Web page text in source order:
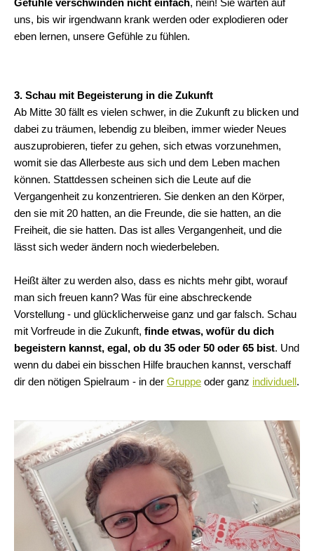
Gefühle verschwinden nicht einfach, nein! Sie warten auf
uns, bis wir irgendwann krank werden oder explodieren oder
eben lernen, unsere Gefühle zu fühlen.
3. Schau mit Begeisterung in die Zukunft
Ab Mitte 30 fällt es vielen schwer, in die Zukunft zu blicken und
dabei zu träumen, lebendig zu bleiben, immer wieder Neues
auszuprobieren, tiefer zu gehen, sich etwas vorzunehmen,
womit sie das Allerbeste aus sich und dem Leben machen
können. Stattdessen scheinen sich die Leute auf die
Vergangenheit zu konzentrieren. Sie denken an den Körper,
den sie mit 20 hatten, an die Freunde, die sie hatten, an die
Freiheit, die sie hatten. Das ist alles Vergangenheit, und die
lässt sich weder ändern noch wiederbeleben.
Heißt älter zu werden also, dass es nichts mehr gibt, worauf
man sich freuen kann? Was für eine abschreckende
Vorstellung - und glücklicherweise ganz und gar falsch. Schau
mit Vorfreude in die Zukunft, finde etwas, wofür du dich
begeistern kannst, egal, ob du 35 oder 50 oder 65 bist. Und
wenn du dabei ein bisschen Hilfe brauchen kannst, verschaff
dir den nötigen Spielraum - in der Gruppe oder ganz individuell.